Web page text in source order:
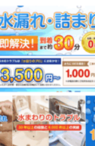
全国
ーンライフのク
4.8（410件のクチコ
いて
出張見積もり無料
現金、クレジット
―
―
詳細は公式
サービスがおす